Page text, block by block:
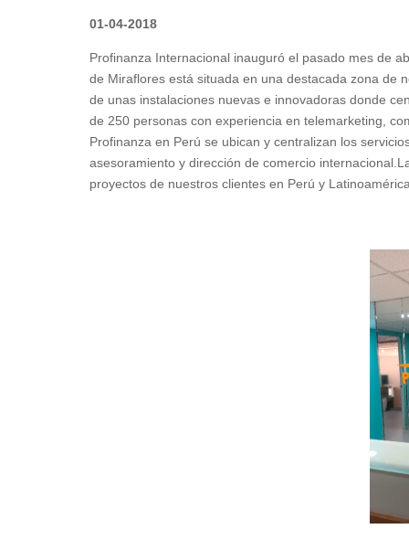
01-04-2018
Profinanza Internacional inauguró el pasado mes de
de Miraflores está situada en una destacada zona de
de unas instalaciones nuevas e innovadoras donde
de 250 personas con experiencia en telemarketing,
Profinanza en Perú se ubican y centralizan los
asesoramiento y dirección de comercio
proyectos de nuestros clientes en Perú y